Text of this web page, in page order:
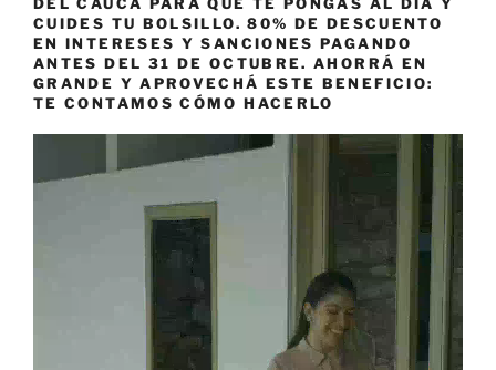
CUIDES TU BOLSILLO. 80% DE DESCUENTO
EN INTERESES Y SANCIONES PAGANDO
ANTES DEL 31 DE OCTUBRE. AHORRÁ EN
GRANDE Y APROVECHÁ ESTE BENEFICIO:
TE CONTAMOS CÓMO HACERLO